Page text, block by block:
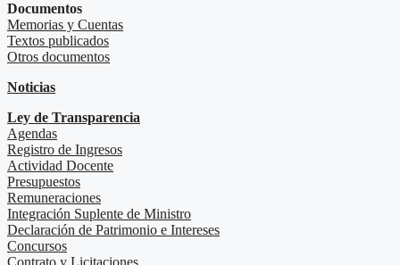
Documentos
Memorias y Cuentas
Textos publicados
Otros documentos
Noticias
Ley de Transparencia
Agendas
Registro de Ingresos
Actividad Docente
Presupuestos
Remuneraciones
Integración Suplente de Ministro
Declaración de Patrimonio e Intereses
Concursos